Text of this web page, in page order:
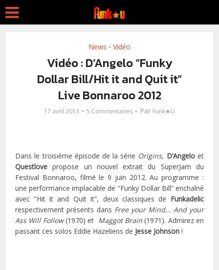
News • Vidéo
Vidéo : D’Angelo “Funky
Dollar Bill/Hit it and Quit it”
Live Bonnaroo 2012
17 avril 2013 5 Commentaires Par Funk★U
Dans le troisième épisode de la série Origins, D’Angeloet
Questlove propose un nouvel extrait du SuperJam du
Festival Bonnaroo, filmé le 9 juin 2012. Au programme :
une performance implacable de “Funky Dollar Bill” enchaîné
avec “Hit it and Quit it”, deux classiques de Funkadelic
respectivement présents dans Free your Mind… And your
Ass Will Follow(1970) et Maggot Brain (1971). Admirez en
passant ces solos Eddie Hazeliens de Jesse Johnson !